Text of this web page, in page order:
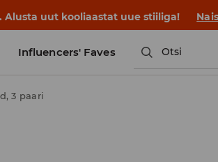
Alusta uut kooliaastat uue stiiliga!
Influencers' Faves Otsi
3 paari